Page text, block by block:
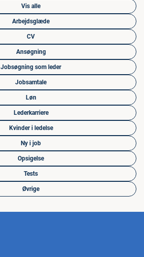
Vis alle
Arbejdsglæde
CV
Ansøgning
Jobsøgning som leder
Jobsamtale
Løn
Lederkarriere
Kvinder i ledelse
Ny i job
Opsigelse
Tests
Øvrige